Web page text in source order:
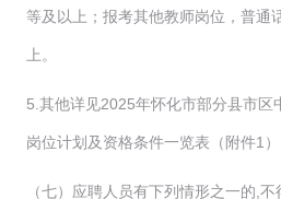
等及以上；报考其他教师岗位，普通
上。
5.其他详见2025年怀化市部分县市区
岗位计划及资格条件一览表（附件1）
（七）应聘人员有下列情形之一的,不